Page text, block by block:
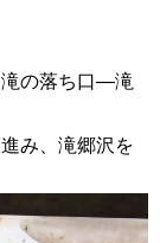
滝の落ち口―滝
み、滝郷沢を